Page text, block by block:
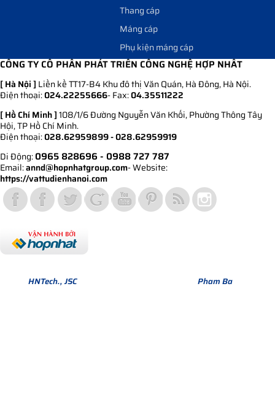
Thang cáp
Máng cáp
Phụ kiện máng cáp
CÔNG TY CỔ PHẦN PHÁT TRIỂN CÔNG NGHỆ HỢP NHẤT
[ Hà Nội ] Liền kề TT17-B4 Khu đô thị Văn Quán, Hà Đông, Hà Nội.
Điện thoại:024.22255666- Fax:04.35511222
[ Hồ Chí Minh ]108/1/6 Đường Nguyễn Văn Khối, Phường Thông Tây
Hội, TP Hồ Chí Minh.
Điện thoại:028.62959899 - 028.62959919
Di Động:0965 828696 - 0988 727 787
Email:annd@hopnhatgroup.com- Website:
https://vattudienhanoi.com
HNTech., JSC Pham Ba